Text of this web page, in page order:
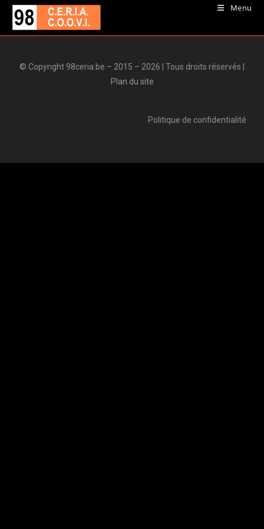
Menu
© Copyright 98ceria.be – 2015 – 2026 | Tous droits réservés |
Plan du site
Politique de confidentialité